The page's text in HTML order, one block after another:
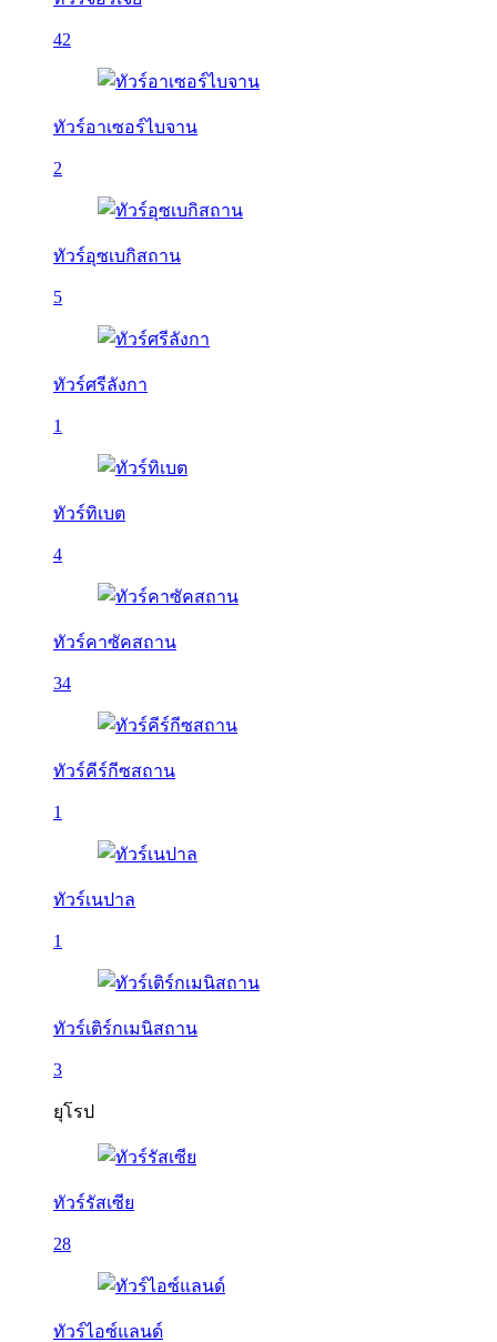
42
ทัวร์อาเซอร์ไบจาน
2
ทัวร์อุซเบกิสถาน
5
ทัวร์ศรีลังกา
1
ทัวร์ทิเบต
4
ทัวร์คาซัคสถาน
34
ทัวร์คีร์กีซสถาน
1
ทัวร์เนปาล
1
ทัวร์เติร์กเมนิสถาน
3
ยุโรป
ทัวร์รัสเซีย
28
ทัวร์ไอซ์แลนด์